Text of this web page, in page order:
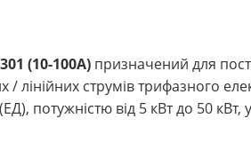
(10-100А) призначений для
лінійних струмів трифазного
потужністю від 5 кВт до 50 кВт,